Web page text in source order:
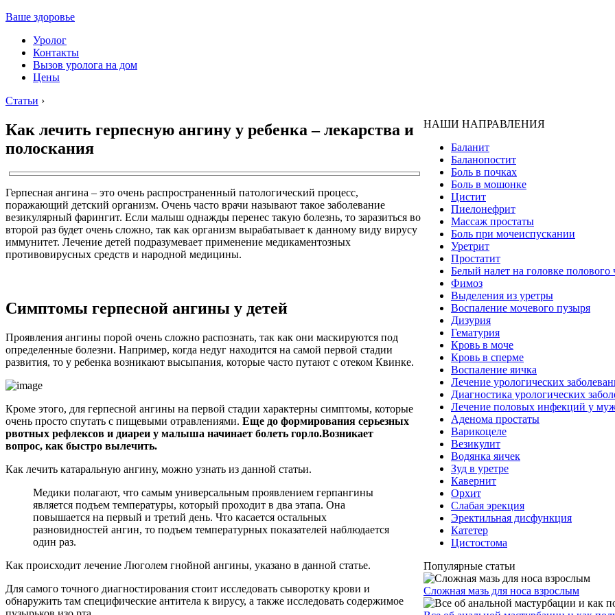
Ваше здоровье
Уролог
Контакты
Вызов уролога на дом
Цены
Статьи ›
Как лечить герпесную ангину у ребенка – лекарства и
полоскания
Герпесная ангина – это очень распространенный патологический процесс,
поражающий детский организм. Очень часто врачи называют такое заболевание
везикулярный фарингит. Если малыш однажды перенес такую болезнь, то заразиться во
второй раз будет очень сложно, так как организм вырабатывает к данному виду вирусу
иммунитет. Лечение детей подразумевает применение медикаментозных
противовирусных средств и народной медицины.
Симптомы герпесной ангины у детей
Проявления ангины порой очень сложно распознать, так как они маскируются под
определенные болезни. Например, когда недуг находится на самой первой стадии
развития, то у ребенка возникают высыпания, которые часто путают с отеком Квинке.
Кроме этого, для герпесной ангины на первой стадии характерны симптомы, которые
очень просто спутать с пищевыми отравлениями. Еще до формирования серьезных
рвотных рефлексов и диареи у малыша начинает болеть горло.Возникает
вопрос, как быстро вылечить.
Как лечить катаральную ангину, можно узнать из данной статьи.
Медики полагают, что самым универсальным проявлением герпангины
является подъем температуры, который проходит в два этапа. Она
повышается на первый и третий день. Что касается остальных
разновидностей ангин, то подъем температурных показателей наблюдается
один раз.
Как происходит лечение Люголем гнойной ангины, указано в данной статье.
Для самого точного диагностирования стоит исследовать сыворотку крови и
обнаружить там специфические антитела к вирусу, а также исследовать содержимое
НАШИ НАПРАВЛЕНИЯ
Баланит
Баланопостит
Боль в почках
Боль в мошонке
Цистит
Пиелонефрит
Массаж простаты
Боль при мочеиспускании
Уретрит
Простатит
Белый налет на головке полового
Фимоз
Выделения из уретры
Воспаление мочевого пузыря
Дизурия
Гематурия
Кровь в моче
Кровь в сперме
Воспаление яичка
Лечение урологических
Диагностика урологических
Лечение половых инфекций у
Аденома простаты
Варикоцеле
Везикулит
Водянка яичек
Зуд в уретре
Кавернит
Орхит
Слабая эрекция
Эректильная дисфункция
Катетер
Цистостома
Популярные статьи
Сложная мазь для носа взрослым